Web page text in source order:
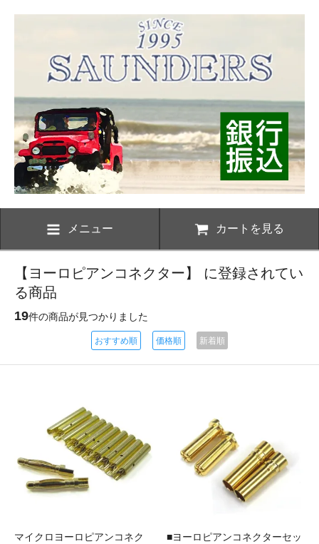
メニュー カートを見る
【ヨーロピアンコネクター】 に登録されてい
る商品
19件の商品が見つかりました
おすすめ順 価格順 新着順
マイクロヨーロピアンコネク
■ヨーロピアンコネクターセッ